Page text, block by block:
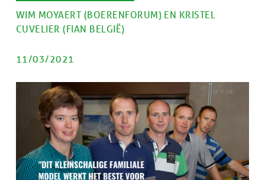
Artikel
doelgroep
AUTEUR
WIM MOYAERT (BOERENFORUM) EN KRISTEL
CUVELIER (FIAN BELGIË)
PUBLICATIEDATUM
11/03/2021
Afbeelding
Afbeelding